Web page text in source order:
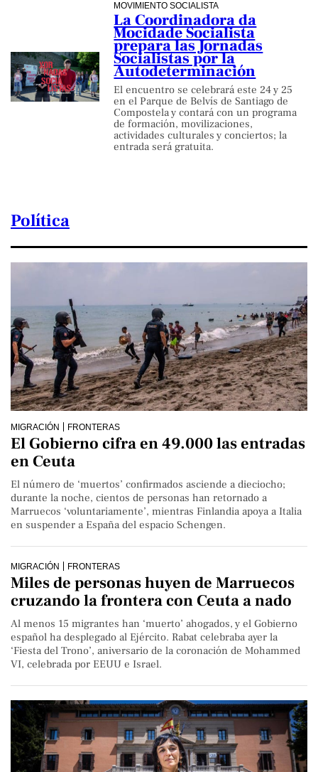
MOVIMIENTO SOCIALISTA
La Coordinadora da
Mocidade Socialista
prepara las Jornadas
Socialistas por la
Autodeterminación
El encuentro se celebrará este 24 y 25
en el Parque de Belvís de Santiago de
Compostela y contará con un programa
de formación, movilizaciones,
actividades culturales y conciertos; la
entrada será gratuita.
Política
MIGRACIÓN FRONTERAS
El Gobierno cifra en 49.000 las entradas
en Ceuta
El número de ‘muertos’ confirmados asciende a dieciocho;
durante la noche, cientos de personas han retornado a
Marruecos ‘voluntariamente’, mientras Finlandia apoya a Italia
en suspender a España del espacio Schengen.
MIGRACIÓN FRONTERAS
Miles de personas huyen de Marruecos
cruzando la frontera con Ceuta a nado
Al menos 15 migrantes han ‘muerto’ ahogados, y el Gobierno
español ha desplegado al Ejército. Rabat celebraba ayer la
‘Fiesta del Trono’, aniversario de la coronación de Mohammed
VI, celebrada por EEUU e Israel.